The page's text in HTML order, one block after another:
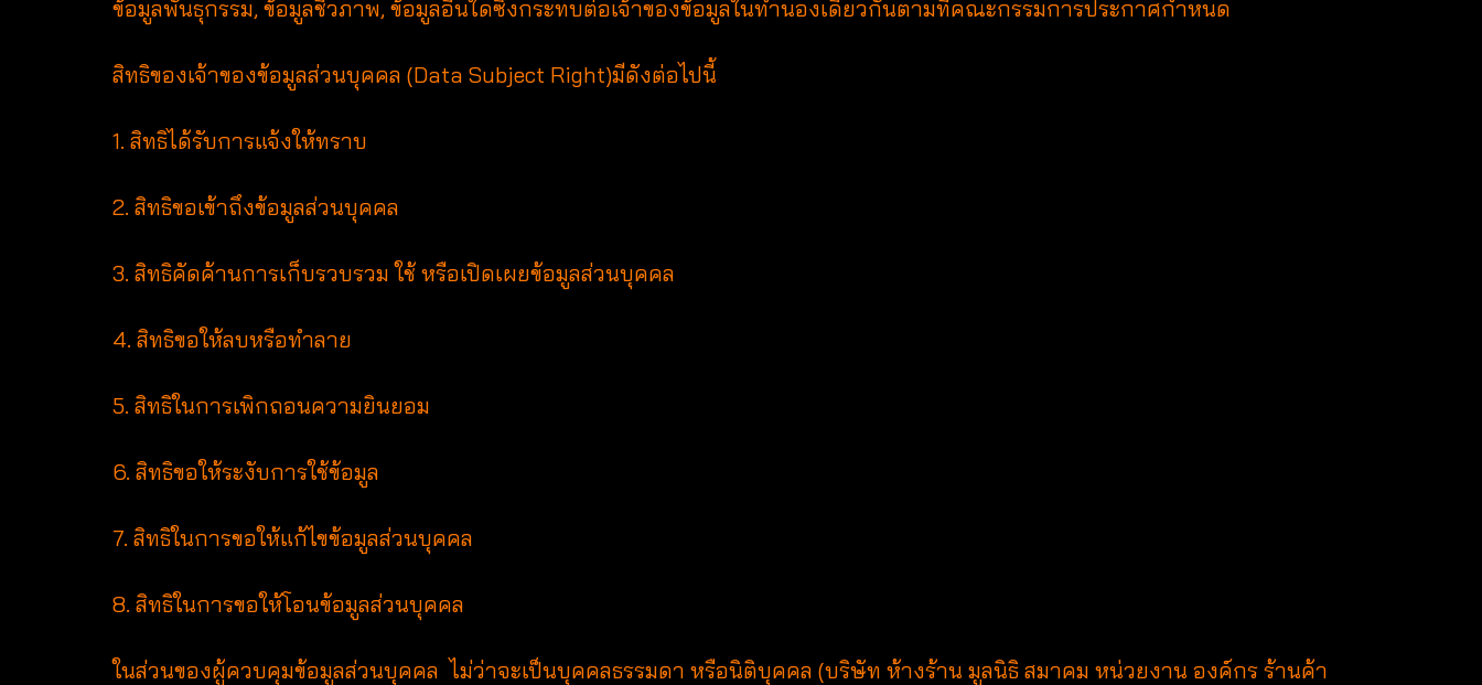
ข้อมูลพันธุกรรม, ข้อมูลชีวภาพ, ข้อมูลอื่นใดซึ่งกระทบต่อเจ้าของข้อมูลในทำนองเดียวกันตามที่คณะกรรมการประกาศกำหนด
สิทธิของเจ้าของข้อมูลส่วนบุคคล (Data Subject Right)มีดังต่อไปนี้
1. สิทธิได้รับการแจ้งให้ทราบ
2. สิทธิขอเข้าถึงข้อมูลส่วนบุคคล
3. สิทธิคัดค้านการเก็บรวบรวม ใช้ หรือเปิดเผยข้อมูลส่วนบุคคล
4. สิทธิขอให้ลบหรือทำลาย
5. สิทธิในการเพิกถอนความยินยอม
6. สิทธิขอให้ระงับการใช้ข้อมูล
7. สิทธิในการขอให้แก้ไขข้อมูลส่วนบุคคล
8. สิทธิในการขอให้โอนข้อมูลส่วนบุคคล
ในส่วนของผู้ควบคุมข้อมูลส่วนบุคคล ไม่ว่าจะเป็นบุคคลธรรมดา หรือนิติบุคคล (บริษัท ห้างร้าน มูลนิธิ สมาคม หน่วยงาน องค์กร ร้านค้า